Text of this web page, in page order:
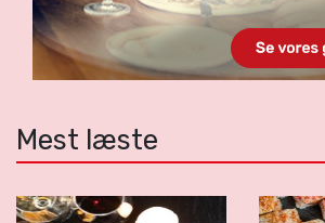
Mest læste